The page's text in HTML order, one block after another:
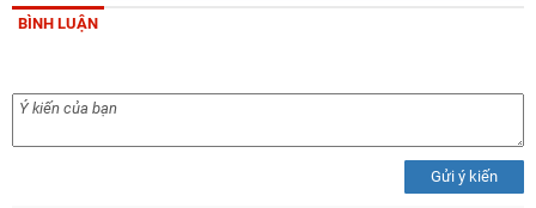
BÌNH LUẬN
Gửi ý kiến